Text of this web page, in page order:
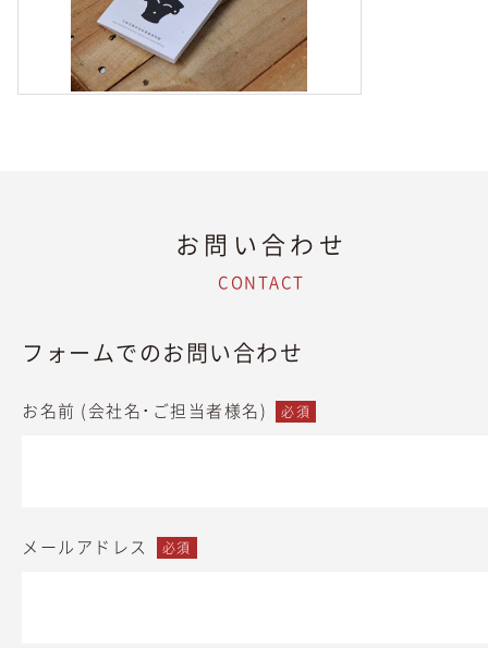
お問い合わせ
CONTACT
フォームでのお問い合わせ
お名前 (会社名･ご担当者様名) 必須
メールアドレス 必須